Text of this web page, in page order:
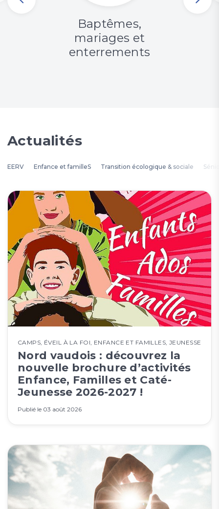
Baptêmes,
mariages et
enterrements
Actualités
EERV Enfance et familleS Transition écologique & sociale
CAMPS ÉVEIL À LA FOI ENFANCE ET FAMILLES JEUNESSE
Nord vaudois : découvrez la
nouvelle brochure d’activités
Enfance, Familles et Caté-
Jeunesse 2026-2027 !
Publié le 03 août 2026